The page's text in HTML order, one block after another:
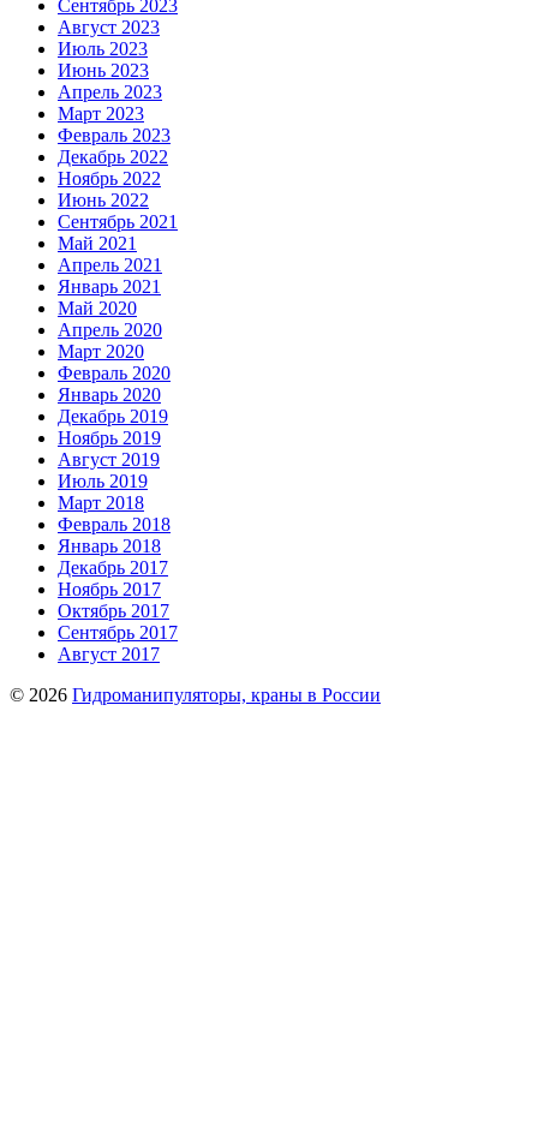
Сентябрь 2023
Август 2023
Июль 2023
Июнь 2023
Апрель 2023
Март 2023
Февраль 2023
Декабрь 2022
Ноябрь 2022
Июнь 2022
Сентябрь 2021
Май 2021
Апрель 2021
Январь 2021
Май 2020
Апрель 2020
Март 2020
Февраль 2020
Январь 2020
Декабрь 2019
Ноябрь 2019
Август 2019
Июль 2019
Март 2018
Февраль 2018
Январь 2018
Декабрь 2017
Ноябрь 2017
Октябрь 2017
Сентябрь 2017
Август 2017
© 2026 Гидроманипуляторы, краны в России